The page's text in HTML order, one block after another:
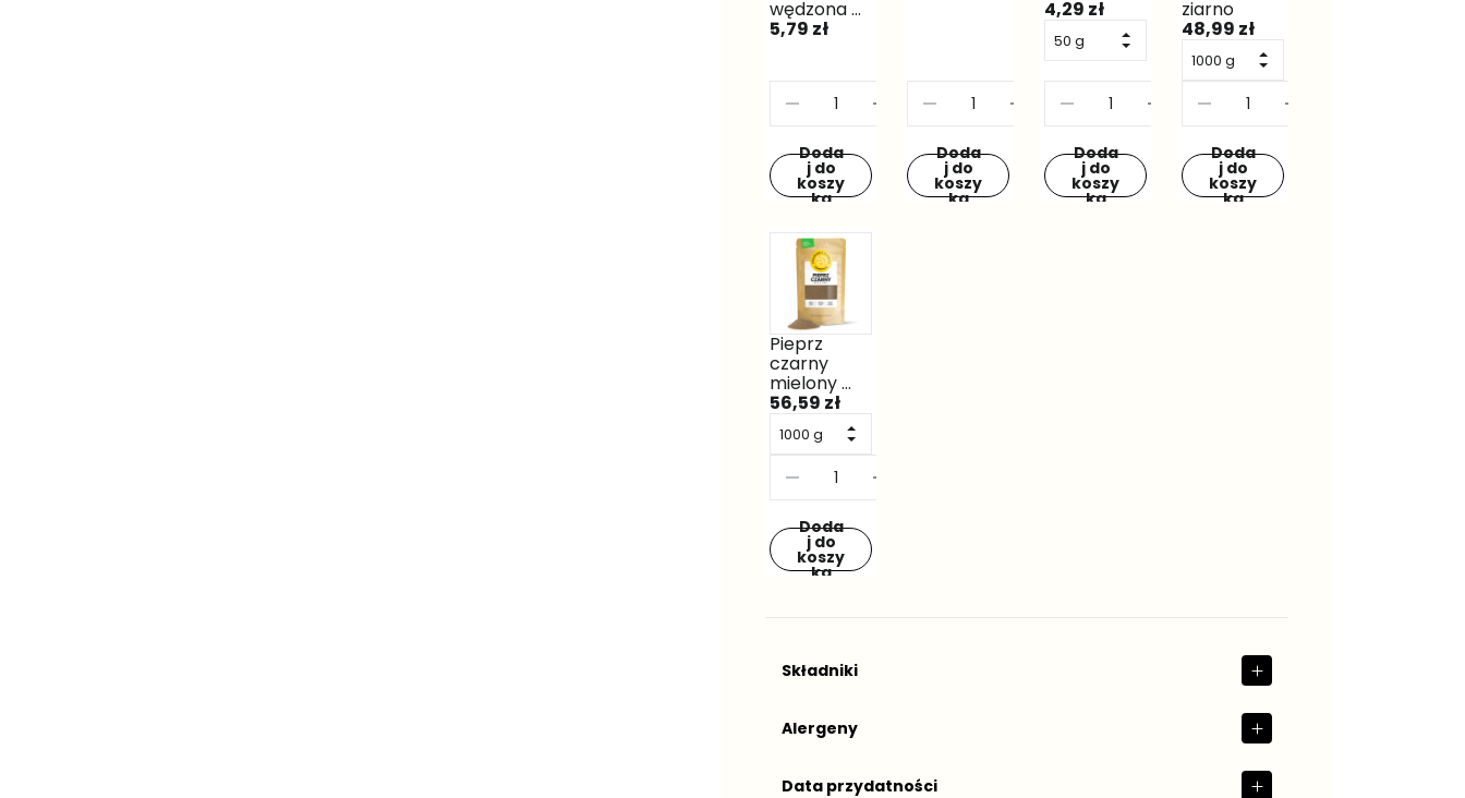
Składniki
Alergeny
Data przydatności